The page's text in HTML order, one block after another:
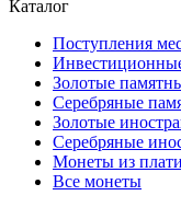
Каталог
Поступления
Золотые
Серебряные
Золотые
Серебряные
Монеты из
Все монеты